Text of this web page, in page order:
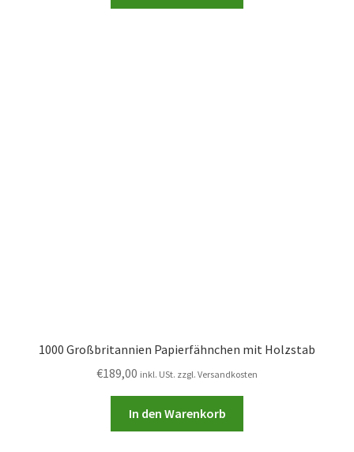
1000 Großbritannien Papierfähnchen mit Holzstab
€189,00 inkl. USt. zzgl. Versandkosten
In den Warenkorb